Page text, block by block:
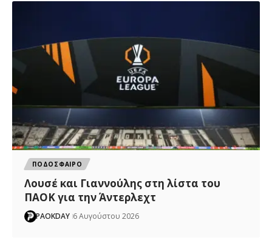
ΠΟΔΟΣΦΑΙΡΟ
Λουσέ και Γιαννούλης στη λίστα του
ΠΑΟΚ για την Άντερλεχτ
PAOKDAY 6 Αυγούστου 2026